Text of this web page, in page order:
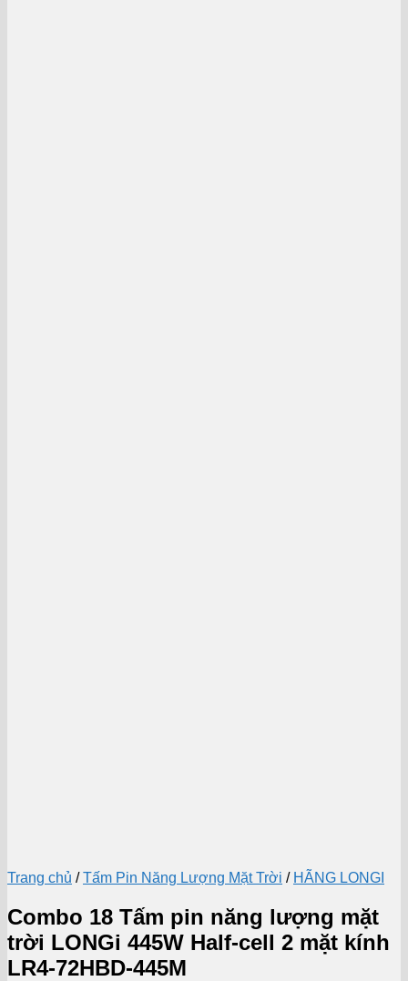
Trang chủ / Tấm Pin Năng Lượng Mặt Trời / HÃNG LONGI
Combo 18 Tấm pin năng lượng mặt
trời LONGi 445W Half-cell 2 mặt kính
LR4-72HBD-445M